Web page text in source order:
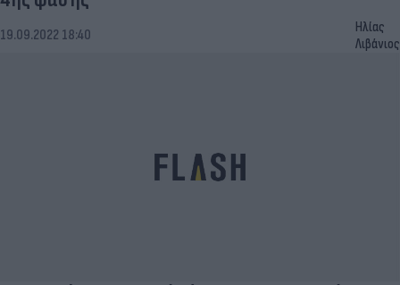
19.09.2022 18:40
Ηλίας
Λιβάνιος